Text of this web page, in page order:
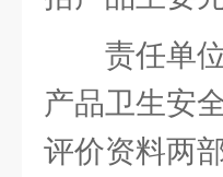
责任单
产品卫生安
评价资料两部